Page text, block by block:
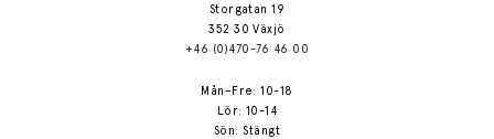
Storgatan 19
352 30 Växjö
+46 (0)470-76 46 00
Mån–Fre: 10-18
Lör: 10-14
Sön: Stängt